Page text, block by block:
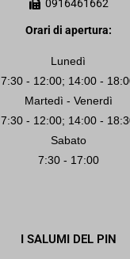
0916461662
Orari di apertura:
Lunedì
7:30 - 12:00; 14:00 -
Martedì - Venerdì
7:30 - 12:00; 14:00 -
Sabato
7:30 - 17:00
I SALUMI DEL PIN